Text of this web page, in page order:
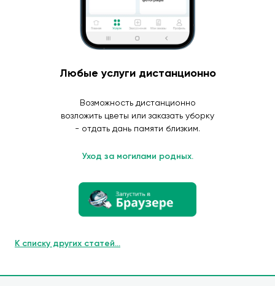
Любые услуги дистанционно
Возможность дистанционно
возложить цветы или заказать уборку
- отдать дань памяти близким.
Уход за могилами родных.
К списку других статей...